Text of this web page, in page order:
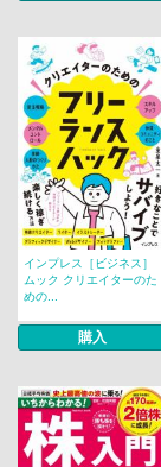
インプレス［ビジネス］
ムック クリエイターのた
めの...
購入